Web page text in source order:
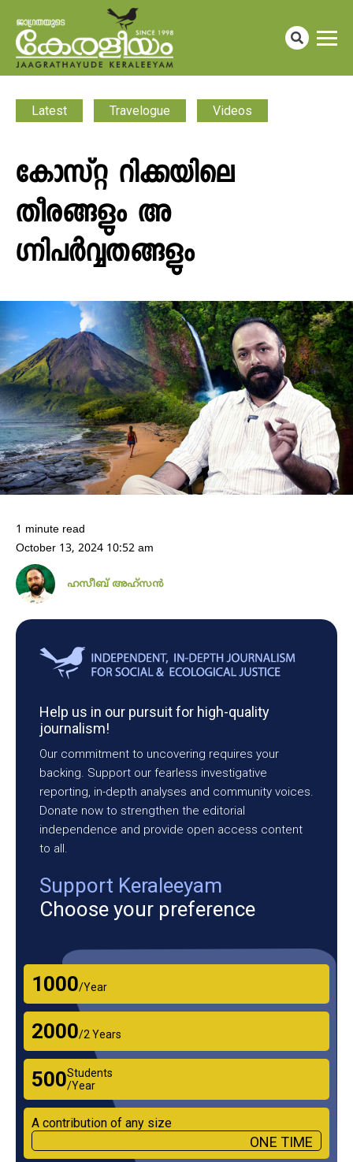
Latest Travelogue Videos
കോസ്റ്റ റിക്കയിലെ
തീരങ്ങളും അ​
ഗ്നിപർവ്വതങ്ങളും
1 minute read
October 13, 2024 10:52 am
ഹസീബ് അഹ്സൻ
Help us in our pursuit for high-quality
journalism!
Our commitment to uncovering requires your
backing. Support our fearless investigative
reporting, in-depth analyses and community voices.
Donate now to strengthen the editorial
independence and provide open access content
to all.
Support Keraleeyam
Choose your preference
₹1000/Year
₹2000/2 Years
₹500Students
/Year
A contribution of any size
ONE TIME